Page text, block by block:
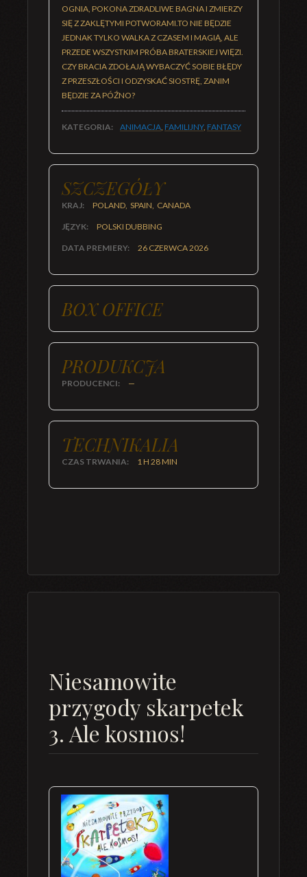
OGNIA, POKONA ZDRADLIWE BAGNA I ZMIERZY
SIĘ Z ZAKLĘTYMI POTWORAMI.TO NIE BĘDZIE
JEDNAK TYLKO WALKA Z CZASEM I MAGIĄ, ALE
PRZEDE WSZYSTKIM PRÓBA BRATERSKIEJ WIĘZI.
CZY BRACIA ZDOŁAJĄ WYBACZYĆ SOBIE BŁĘDY
Z PRZESZŁOŚCI I ODZYSKAĆ SIOSTRĘ, ZANIM
BĘDZIE ZA PÓŹNO?
KATEGORIA: ANIMACJA, FAMILIJNY, FANTASY
SZCZEGÓŁY
KRAJ: POLAND, SPAIN, CANADA
JĘZYK: POLSKI DUBBING
DATA PREMIERY: 26 CZERWCA 2026
BOX OFFICE
PRODUKCJA
PRODUCENCI: —
TECHNIKALIA
CZAS TRWANIA: 1 H 28 MIN
Niesamowite
przygody skarpetek
3. Ale kosmos!